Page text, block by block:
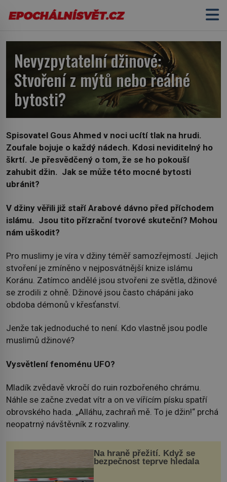
Nevyzpytatelní džinové:
Stvoření z mýtů nebo reálné
bytosti?
Spisovatel Gous Ahmed v noci ucítí tlak na hrudi.
Zoufale bojuje o každý nádech. Kdosi neviditelný ho
škrtí. Je přesvědčený o tom, že se ho pokouší
zahubit džin. Jak se může této mocné bytosti
ubránit?
V džiny věřili již staří Arabové dávno před příchodem
islámu. Jsou tito přízrační tvorové skuteční? Mohou
nám uškodit?
Pro muslimy je víra v džiny téměř samozřejmostí. Jejich
stvoření je zmíněno v nejposvátnější knize islámu
Koránu. Zatímco andělé jsou stvořeni ze světla, džinové
se zrodili z ohně. Džinové jsou často chápáni jako
obdoba démonů v křesťanství.
Jenže tak jednoduché to není. Kdo vlastně jsou podle
muslimů džinové?
Vysvětlení fenoménu UFO?
Mladík zvědavě vkročí do ruin rozbořeného chrámu.
Náhle se začne zvedat vítr a on ve vířícím písku spatří
obrovského hada. „Alláhu, zachraň mě. To je džin!“ prchá
neopatrný návštěvník z rozvaliny.
Na hraně přežití. Když se
bezpečnost teprve hledala